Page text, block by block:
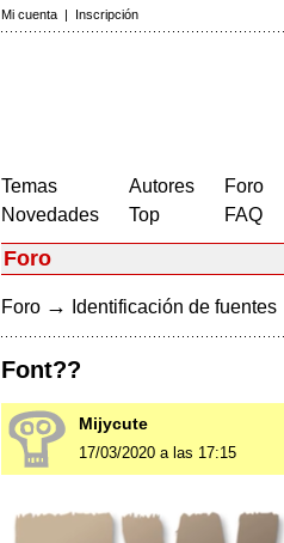
Mi cuenta | Inscripción
Temas
Novedades
Autores
Top
Foro
FAQ
Foro
Foro → Identificación de fuentes
Font??
Mijycute
17/03/2020 a las 17:15